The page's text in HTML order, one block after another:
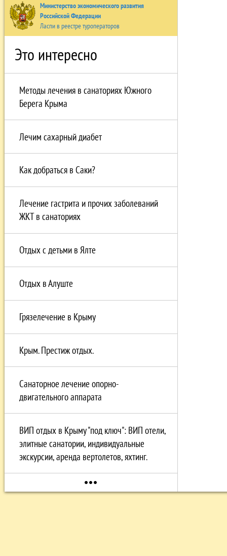
Министерство экономического развития
Российской Федерации
Ласпи в реестре туроператоров
Это интересно
Методы лечения в санаториях Южного
Берега Крыма
Лечим сахарный диабет
Как добраться в Саки?
Лечение гастрита и прочих заболеваний
ЖКТ в санаториях
Отдых с детьми в Ялте
Отдых в Алуште
Грязелечение в Крыму
Крым. Престиж отдых.
Санаторное лечение опорно-
двигательного аппарата
ВИП отдых в Крыму "под ключ": ВИП отели,
элитные санатории, индивидуальные
экскурсии, аренда вертолетов, яхтинг.
more_horiz